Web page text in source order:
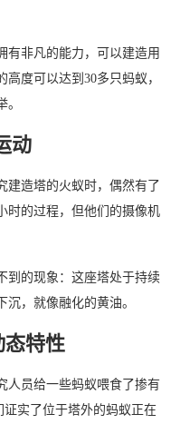
有非凡的能力，可以建造用
度可以达到30多只蚂蚁，
动
建造塔的火蚁时，偶然有了
时的过程，但他们的摄像机
到的现象：这座塔处于持续
，就像融化的黄油。
态特性
人员给一些蚂蚁喂食了掺有
实了位于塔外的蚂蚁正在